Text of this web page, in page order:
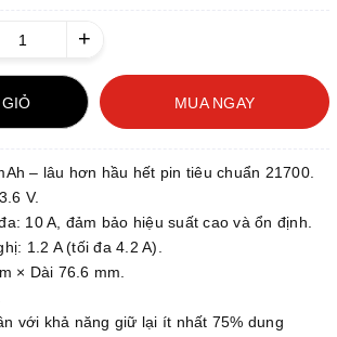
+
MUA NGAY
– lâu hơn hầu hết pin tiêu chuẩn 21700.
V.
10 A, đảm bảo hiệu suất cao và ổn định.
1.2 A (tối đa 4.2 A).
× Dài 76.6 mm.
với khả năng giữ lại ít nhất 75% dung